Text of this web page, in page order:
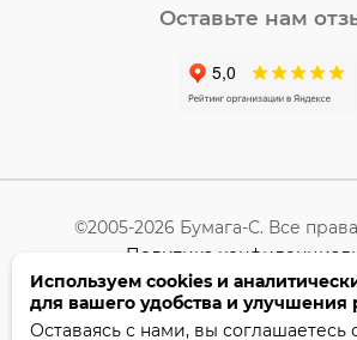
Оставьте нам
©2005-2026 Бумага-С. Все
Политика
Поддержка сайта —
Используем cookies и
для вашего удобства и улучшения
Оставаясь с нами, вы соглашаетесь